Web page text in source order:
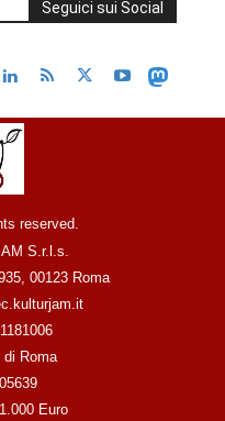
Seguici sui Social
reserved.
S.r.l.s.
00123 Roma
di Roma
Euro